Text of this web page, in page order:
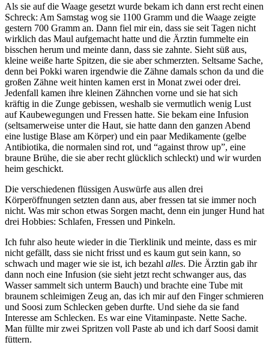
Als sie auf die Waage gesetzt wurde bekam ich dann erst recht einen
Schreck: Am Samstag wog sie 1100 Gramm und die Waage zeigte
gestern 700 Gramm an. Dann fiel mir ein, dass sie seit Tagen nicht
wirklich das Maul aufgemacht hatte und die Ärztin fummelte ein
bisschen herum und meinte dann, dass sie zahnte. Sieht süß aus,
kleine weiße harte Spitzen, die sie aber schmerzten. Seltsame Sache,
denn bei Pokki waren irgendwie die Zähne damals schon da und die
großen Zähne weit hinten kamen erst in Monat zwei oder drei.
Jedenfall kamen ihre kleinen Zähnchen vorne und sie hat sich
kräftig in die Zunge gebissen, weshalb sie vermutlich wenig Lust
auf Kaubewegungen und Fressen hatte. Sie bekam eine Infusion
(seltsamerweise unter die Haut, sie hatte dann den ganzen Abend
eine lustige Blase am Körper) und ein paar Medikamente (gelbe
Antibiotika, die normalen sind rot, und “against throw up”, eine
braune Brühe, die sie aber recht glücklich schleckt) und wir wurden
heim geschickt.
Die verschiedenen flüssigen Auswürfe aus allen drei
Körperöffnungen setzten dann aus, aber fressen tat sie immer noch
nicht. Was mir schon etwas Sorgen macht, denn ein junger Hund hat
drei Hobbies: Schlafen, Fressen und Pinkeln.
Ich fuhr also heute wieder in die Tierklinik und meinte, dass es mir
nicht gefällt, dass sie nicht frisst und es kaum gut sein kann, so
schwach und mager wie sie ist, ich bezahl alles. Die Ärztin gab ihr
dann noch eine Infusion (sie sieht jetzt recht schwanger aus, das
Wasser sammelt sich unterm Bauch) und brachte eine Tube mit
braunem schleimigen Zeug an, das ich mir auf den Finger schmieren
und Soosi zum Schlecken geben durfte. Und siehe da sie fand
Interesse am Schlecken. Es war eine Vitaminpaste. Nette Sache.
Man füllte mir zwei Spritzen voll Paste ab und ich darf Soosi damit
füttern.